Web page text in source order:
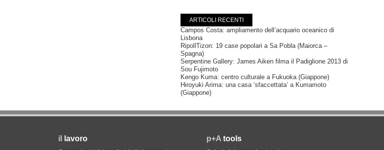
ARTICOLI RECENTI
Campos Costa: ampliamento dell’acquario oceanico di
Lisbona
RipollTizon: 19 case popolari a Sa Pobla (Maiorca –
Spagna)
Serpentine Gallery: James Aiken filma il Padiglione 2013 di
Sou Fujimoto
Kengo Kuma: centro culturale a Fukuoka (Giappone)
Hiroyuki Arima: una casa ‘sfaccettata’ a Kumamoto
(Giappone)
il lavoro p+A tools